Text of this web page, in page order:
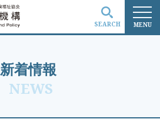
MENU
SEARCH
新着情報
NEWS